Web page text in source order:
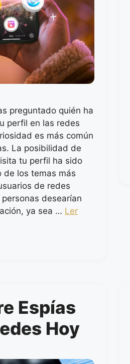
preguntado quién ha
perfil en las redes
es más común
La posibilidad de
tu perfil ha sido
de los temas más
de redes
desearían
ya sea … Ler
Espías
Hoy